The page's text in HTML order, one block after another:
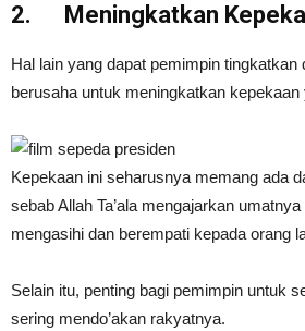
2. Meningkatkan
Hal lain yang dapat pemimpin tingkatkan
berusaha untuk meningkatkan kepekaan
Kepekaan ini seharusnya memang ada
sebab Allah Ta’ala mengajarkan
mengasihi dan berempati kepada orang
Selain itu, penting bagi pemimpin untuk
sering mendo’akan rakyatnya.